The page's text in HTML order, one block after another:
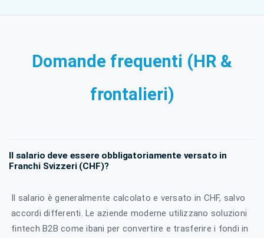
Domande frequenti (HR &
frontalieri)
Il salario deve essere obbligatoriamente versato in
Franchi Svizzeri (CHF)?
Il salario è generalmente calcolato e versato in CHF, salvo
accordi differenti. Le aziende moderne utilizzano soluzioni
fintech B2B come ibani per convertire e trasferire i fondi in